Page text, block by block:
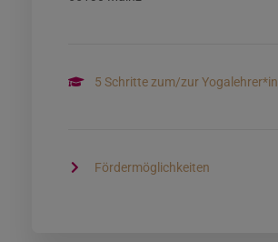
5 Schritte zum/zur Yogalehrer*in
Fördermöglichkeiten